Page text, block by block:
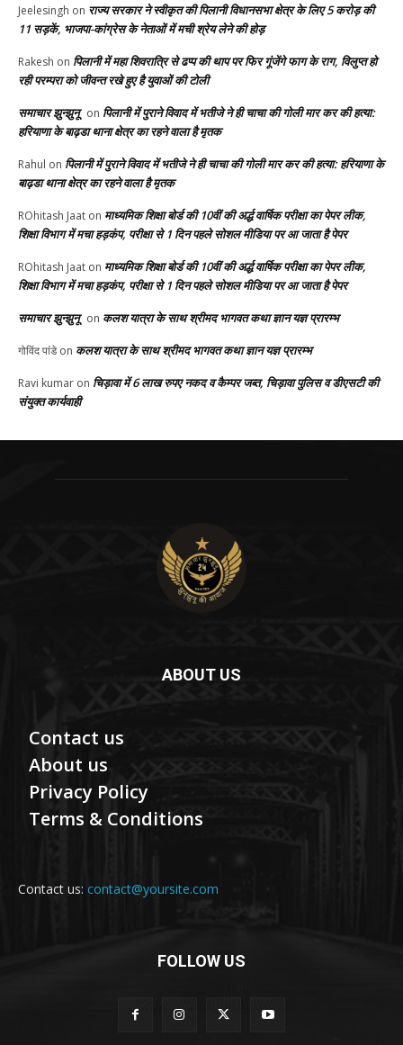
Jeelesingh on राज्य सरकार ने स्वीकृत की पिलानी विधानसभा क्षेत्र के लिए 5 करोड़ की
11 सड़कें, भाजपा-कांग्रेस के नेताओं में मची श्रेय लेने की होड़
Rakesh on पिलानी में महा शिवरात्रि से ढप्प की थाप पर फिर गूंजेंगे फाग के राग, विलुप्त हो
रही परम्परा को जीवन्त रखे हुए है युवाओं की टोली
समाचार झुन्झुनू on पिलानी में पुराने विवाद में भतीजे ने ही चाचा की गोली मार कर की हत्या:
हरियाणा के बाढ़डा थाना क्षेत्र का रहने वाला है मृतक
Rahul on पिलानी में पुराने विवाद में भतीजे ने ही चाचा की गोली मार कर की हत्या: हरियाणा के
बाढ़डा थाना क्षेत्र का रहने वाला है मृतक
ROhitash Jaat on माध्यमिक शिक्षा बोर्ड की 10वीं की अर्द्ध वार्षिक परीक्षा का पेपर लीक,
शिक्षा विभाग में मचा हड़कंप, परीक्षा से 1 दिन पहले सोशल मीडिया पर आ जाता है पेपर
ROhitash Jaat on माध्यमिक शिक्षा बोर्ड की 10वीं की अर्द्ध वार्षिक परीक्षा का पेपर लीक,
शिक्षा विभाग में मचा हड़कंप, परीक्षा से 1 दिन पहले सोशल मीडिया पर आ जाता है पेपर
समाचार झुन्झुनू on कलश यात्रा के साथ श्रीमद भागवत कथा ज्ञान यज्ञ प्रारम्भ
गोविंद पांडेon कलश यात्रा के साथ श्रीमद भागवत कथा ज्ञान यज्ञ प्रारम्भ
Ravi kumar on चिड़ावा में 6 लाख रुपए नकद व कैम्पर जब्त, चिड़ावा पुलिस व डीएसटी की
संयुक्त कार्यवाही
ABOUT US
Contact us
About us
Privacy Policy
Terms & Conditions
Contact us: contact@yoursite.com
FOLLOW US